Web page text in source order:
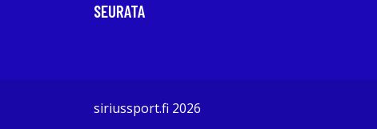
SEURATA
siriussport.fi 2026